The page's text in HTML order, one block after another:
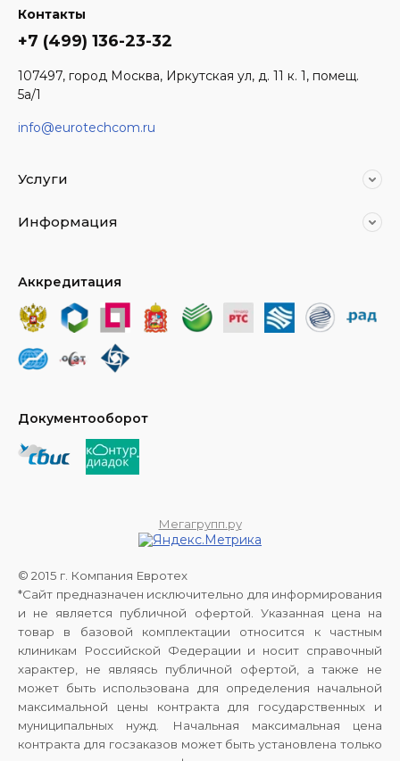
Контакты
+7 (499) 136-23-32
107497, город Москва, Иркутская ул, д. 11 к. 1, помещ.
5а/1
info@eurotechcom.ru
Услуги
Информация
Аккредитация
Документооборот
Мегагрупп.ру
© 2015 г. Компания Евротех
*Сайт предназначен исключительно для информирования
и не является публичной офертой. Указанная цена на
товар в базовой комплектации относится к частным
клиникам Российской Федерации и носит справочный
характер, не являясь публичной офертой, а также не
может быть использована для определения начальной
максимальной цены контракта для государственных и
муниципальных нужд. Начальная максимальная цена
контракта для госзаказов может быть установлена только